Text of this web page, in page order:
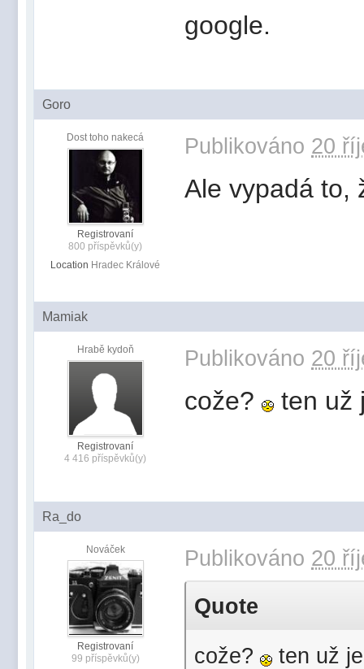
google.
Goro
Dost toho nakecá
Registrovaní
800 příspěvků(y)
Location Hradec Králové
Publikováno 20
Ale vypadá to,
Mamiak
Hrabě kydoň
Registrovaní
4 416 příspěvků(y)
Publikováno 20
cože? ten už
Ra_do
Nováček
Registrovaní
99 příspěvků(y)
Publikováno 20
Quote
cože?
ten už